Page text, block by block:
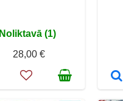
Noliktavā (1)
28,00 €